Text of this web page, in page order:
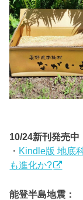
10/24新刊発売中
・ Kindle版 地底
も進化か?
能登半島地震：